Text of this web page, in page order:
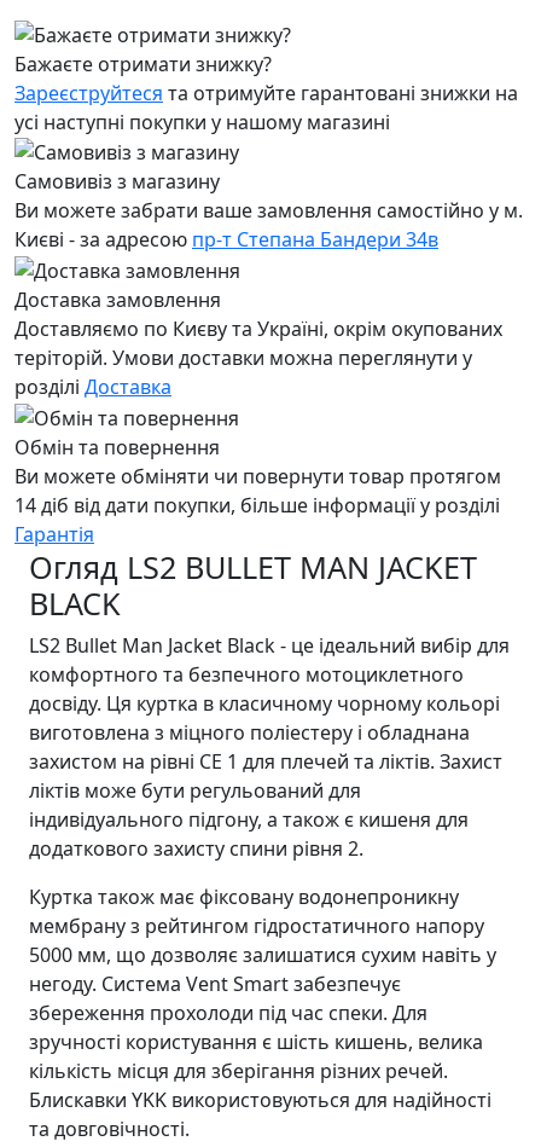
Бажаєте отримати знижку?
Зареєструйтеся та отримуйте гарантовані знижки на
усі наступні покупки у нашому магазині
Самовивіз з магазину
Ви можете забрати ваше замовлення самостійно у м.
Києві - за адресою пр-т Степана Бандери 34в
Доставка замовлення
Доставляємо по Києву та Україні, окрім окупованих
теріторій. Умови доставки можна переглянути у
розділі Доставка
Обмін та повернення
Ви можете обміняти чи повернути товар протягом
14 діб від дати покупки, більше інформації у розділі
Гарантія
Огляд LS2 BULLET MAN JACKET
BLACK
LS2 Bullet Man Jacket Black - це ідеальний вибір для
комфортного та безпечного мотоциклетного
досвіду. Ця куртка в класичному чорному кольорі
виготовлена з міцного поліестеру і обладнана
захистом на рівні CE 1 для плечей та ліктів. Захист
ліктів може бути регульований для
індивідуального підгону, а також є кишеня для
додаткового захисту спини рівня 2.
Куртка також має фіксовану водонепроникну
мембрану з рейтингом гідростатичного напору
5000 мм, що дозволяє залишатися сухим навіть у
негоду. Система Vent Smart забезпечує
збереження прохолоди під час спеки. Для
зручності користування є шість кишень, велика
кількість місця для зберігання різних речей.
Блискавки YKK використовуються для надійності
та довговічності.